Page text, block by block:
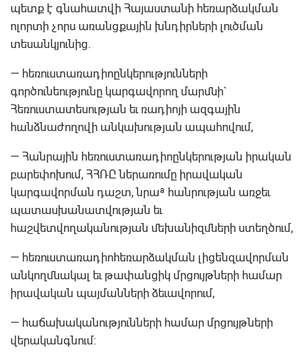
պետք է գնահատվի Հայաստանի հեռարձակման
ոլորտի չորս առանցքային խնդիրների լուծման
տեսանկյունից.
— հեռուստառադիոընկերությունների
գործունեությունը կարգավորող մարմնի`
Հեռուստատեսության եւ ռադիոյի ազգային
հանձնաժողովի անկախության ապահովում,
— Հանրային հեռուստառադիոընկերության իրական
բարեփոխում, ՀՀՌԸ ներառումը իրավական
կարգավորման դաշտ, նրաª հանրության առջեւ
պատասխանատվության եւ
հաշվետվողականության մեխանիզմների ստեղծում,
— հեռուստառադիոհեռարձակման լիցենզավորման
անկողմնակալ եւ թափանցիկ մրցույթների համար
իրավական պայմանների ձեւավորում,
— հաճախականությունների համար մրցույթների
վերականգնում: